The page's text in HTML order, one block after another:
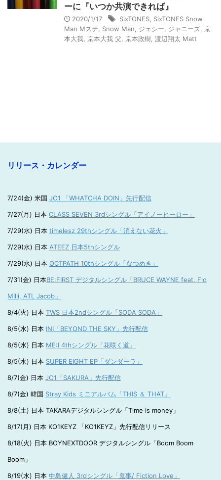
ーに『いつか共演できれば』
2020/1/17 SixTONES SixTONES Snow
Man Mステ
Snow Man ジェシー ジャニーズ 京
本大我 京本大我 父 京本政樹 渡辺翔太 Matt
リリース・カレンダー
7/24(金) 米国 JO1 「WHATCHA DOIN」先行配信
7/27(月) 日本 CLASS SEVEN 3rdシングル「アイノーヒーロー」
7/29(水) 日本 timelesz 29thシングル「消えない花火」
7/29(水) 日本 ATEEZ 日本5thシングル
7/29(水) 日本 OCTPATH 10thシングル「なつめき」
7/31(金) 日本BE:FIRST デジタルシングル「BRUCE WAYNE feat. Flo
Milli, ATL Jacob」
8/4(火) 日本 TWS 日本2ndシングル「SODA SODA」
8/5(水) 日本 INI「BEYOND THE SKY」先行配信
8/5(水) 日本 ME:I 4thシングル「花咲く道」
8/5(水) 日本 SUPER EIGHT EP「ダンダーラ」
8/7(金) 日本 JO1「SAKURA」先行配信
8/7(金) 韓国 Stray Kids ミニアルバム「THIS ＆ THAT」
8/8(土) 日本 TAKARAデジタルシングル「Time is money」
8/17(月) 日本 KO1KEYZ 「KO1KEYZ」先行配信リリース
8/18(火) 日本 BOYNEXTDOOR デジタルシングル「Boom Boom
Boom」
8/19(水) 日本 中島健人 3rdシングル「鬼事/ Fiction Love」